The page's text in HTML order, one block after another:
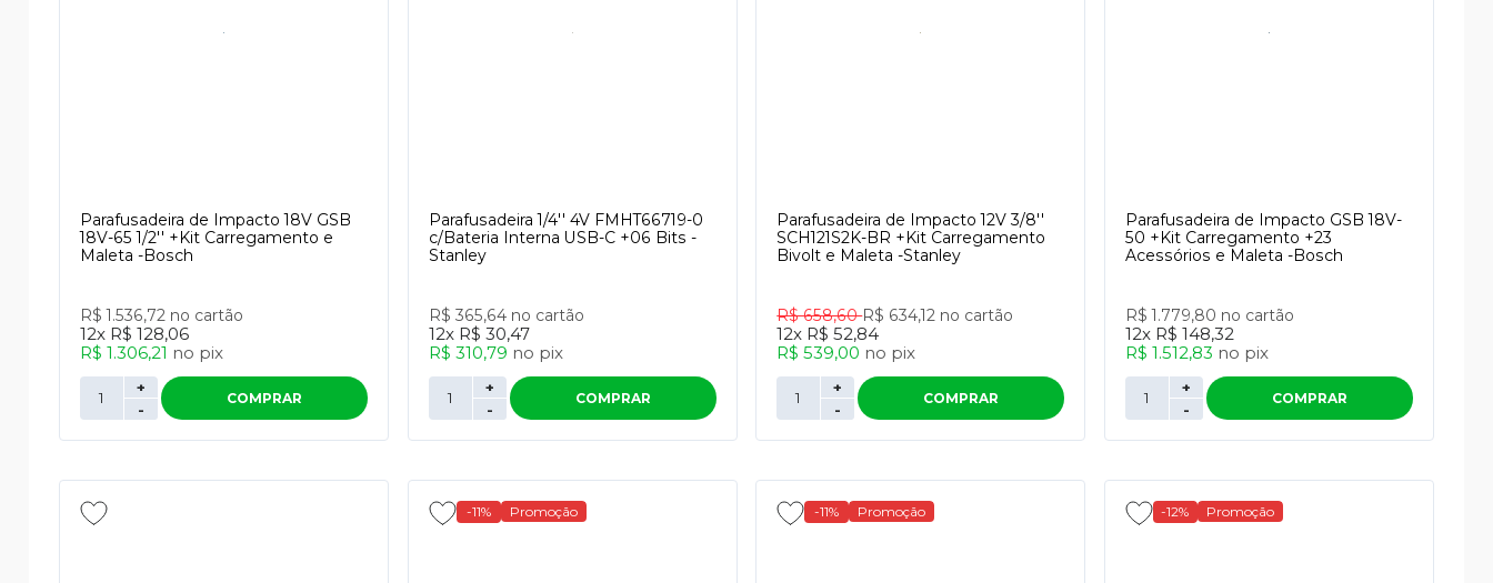
Parafusadeira de Impacto 18V GSB
18V-65 1/2'' +Kit Carregamento e
Maleta -Bosch
R$ 1.536,72 no cartão
12x R$ 128,06
R$ 1.306,21 no pix
-
+
COMPRAR
Parafusadeira 1/4'' 4V FMHT66719-0
c/Bateria Interna USB-C +06 Bits -
Stanley
R$ 365,64 no cartão
12x R$ 30,47
R$ 310,79 no pix
-
+
COMPRAR
Parafusadeira de Impacto 12V 3/8''
SCH121S2K-BR +Kit Carregamento
Bivolt e Maleta -Stanley
R$ 658,60R$ 634,12 no cartão
12x R$ 52,84
R$ 539,00 no pix
-
+
COMPRAR
Parafusadeira de Impacto GSB 18V-
50 +Kit Carregamento +23
Acessórios e Maleta -Bosch
R$ 1.779,80 no cartão
12x R$ 148,32
R$ 1.512,83 no pix
-
+
COMPRAR
-11% Promoção -11% Promoção -12% Promoção